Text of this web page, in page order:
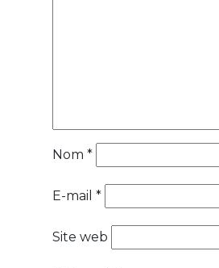
Nom *
E-mail *
Site web